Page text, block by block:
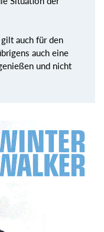
auch für den
auch eine
und nicht